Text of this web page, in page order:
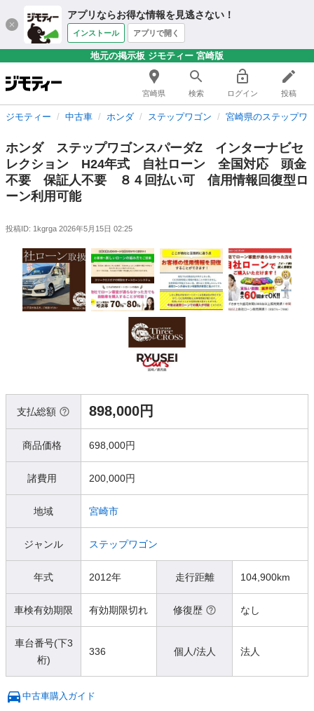
アプリならお得な情報を見逃さない！
インストール アプリで開く
地元の掲示板 ジモティー 宮崎版
宮崎県 検索 ログイン 投稿
ジモティー 中古車 ホンダ ステップワゴン 宮崎県のステップワ
ホンダ ステップワゴンスパーダZ インターナビセ
レクション H24年式 自社ローン 全国対応 頭金
不要 保証人不要 ８４回払い可 信用情報回復型ロ
ーン利用可能
投稿ID: 1kgrga 2026年5月15日 02:25
支払総額 898,000円
商品価格 698,000円
諸費用 200,000円
地域 宮崎市
ジャンル ステップワゴン
年式 2012年 走行距離 104,900km
車検有効期限 有効期限切れ 修復歴 なし
車台番号(下3
桁)
336 個人/法人 法人
中古車購入ガイド